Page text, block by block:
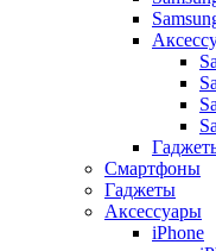
Смартфоны
Гаджеты
Аксессуары
iPhone